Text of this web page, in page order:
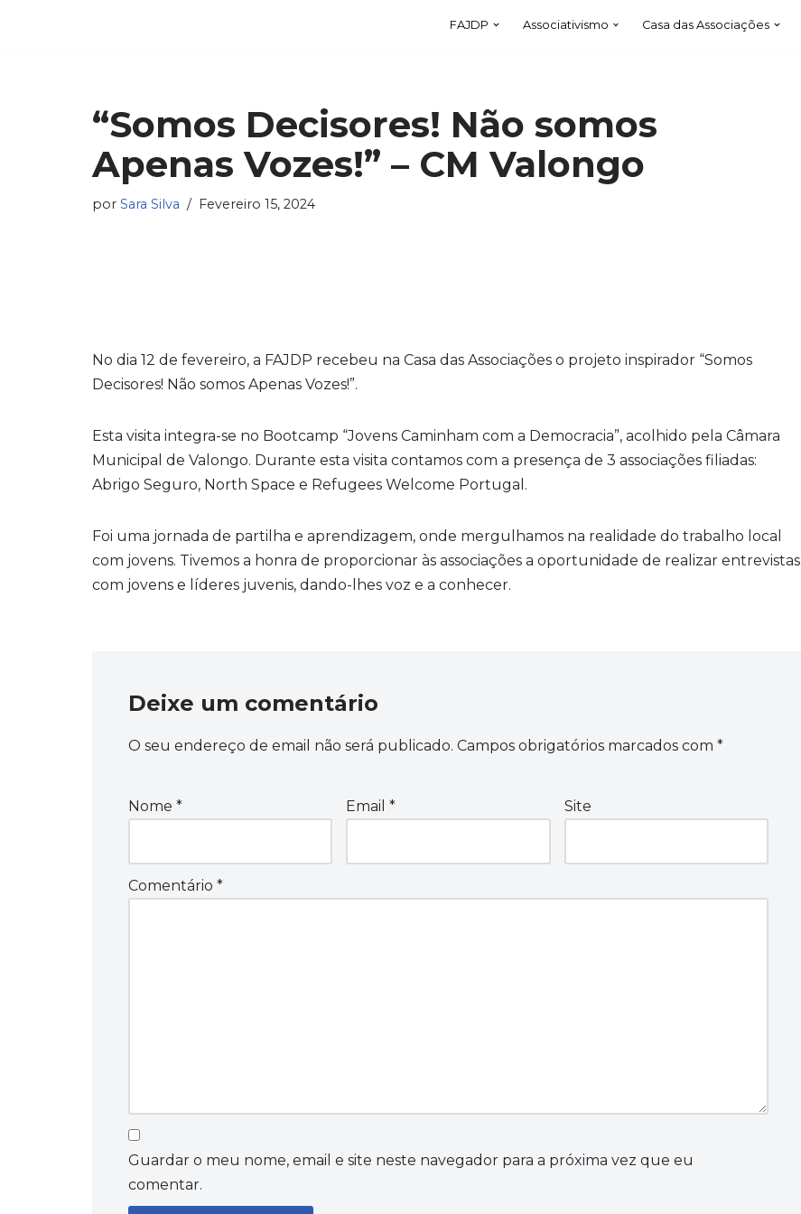
FAJDP Associativismo Casa das Associações
“Somos Decisores! Não somos
Apenas Vozes!” – CM Valongo
por Sara Silva Fevereiro 15, 2024
No dia 12 de fevereiro, a FAJDP recebeu na Casa das Associações o projeto inspirador “Somos
Decisores! Não somos Apenas Vozes!”.
Esta visita integra-se no Bootcamp “Jovens Caminham com a Democracia”, acolhido pela Câmara
Municipal de Valongo. Durante esta visita contamos com a presença de 3 associações filiadas:
Abrigo Seguro, North Space e Refugees Welcome Portugal.
Foi uma jornada de partilha e aprendizagem, onde mergulhamos na realidade do trabalho local
com jovens. Tivemos a honra de proporcionar às associações a oportunidade de realizar entrevistas
com jovens e líderes juvenis, dando-lhes voz e a conhecer.
Deixe um comentário
O seu endereço de email não será publicado. Campos obrigatórios marcados com *
Nome * Email* Site
Comentário *
Guardar o meu nome, email e site neste navegador para a próxima vez que eu
comentar.